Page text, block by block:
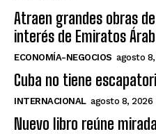
Atraen grandes obras
interés de Emiratos
ECONOMÍA-NEGOCIOS agosto
Cuba no tiene
INTERNACIONAL agosto 8, 2026
Nuevo libro reúne